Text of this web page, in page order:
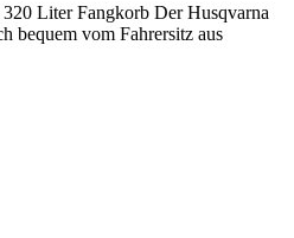
Liter Fangkorb Der Husqvarna
bequem vom Fahrersitz aus